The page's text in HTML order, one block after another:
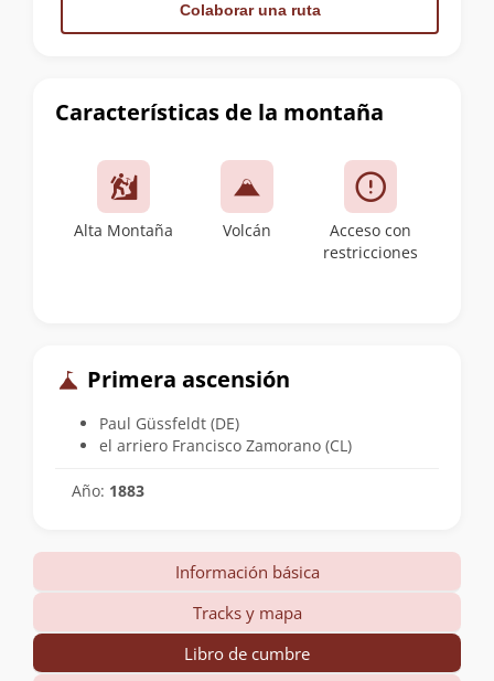
Características de la montaña
Alta Montaña Volcán
Acceso con
restricciones
Primera ascensión
Paul Güssfeldt (DE)
el arriero Francisco Zamorano (CL)
Año: 1883
Colaborar una ruta
Información básica
Tracks y mapa
Libro de cumbre